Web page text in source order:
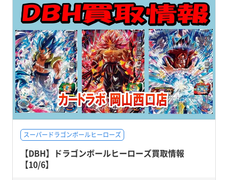
スーパードラゴンボールヒーローズ
【DBH】ドラゴンボールヒーローズ買取情報
【10/6】